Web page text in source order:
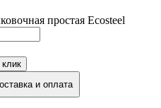
простая Ecosteel
и оплата